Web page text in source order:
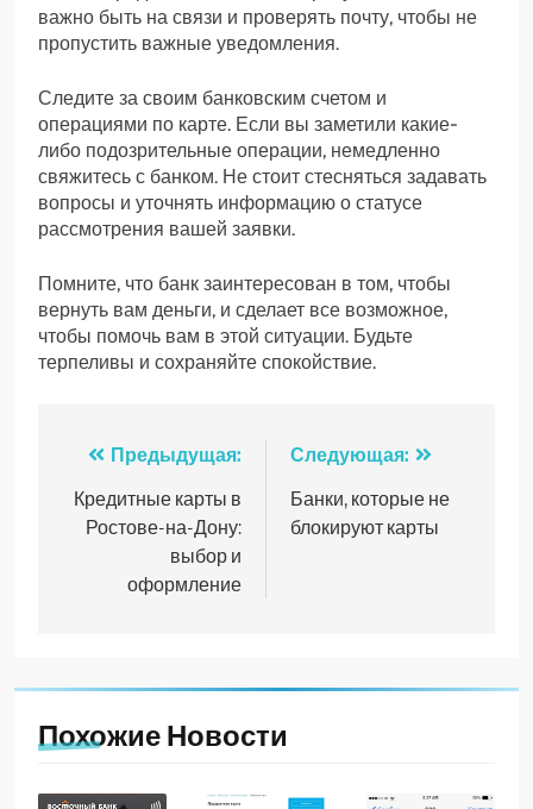
важно быть на связи и проверять почту, чтобы не
пропустить важные уведомления.
Следите за своим банковским счетом и
операциями по карте. Если вы заметили какие-
либо подозрительные операции, немедленно
свяжитесь с банком. Не стоит стесняться задавать
вопросы и уточнять информацию о статусе
рассмотрения вашей заявки.
Помните, что банк заинтересован в том, чтобы
вернуть вам деньги, и сделает все возможное,
чтобы помочь вам в этой ситуации. Будьте
терпеливы и сохраняйте спокойствие.
Навигация
по
записям
Предыдущая:
Кредитные карты в
Ростове-на-Дону:
выбор и
оформление
Следующая:
Банки, которые не
блокируют карты
Похожие Новости